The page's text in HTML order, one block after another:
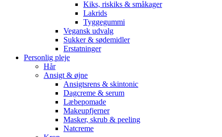
Kiks, riskiks & småkager
Lakrids
Tyggegummi
Vegansk udvalg
Sukker & sødemidler
Erstatninger
Personlig pleje
Hår
Ansigt & øjne
Ansigtsrens & skintonic
Dagcreme & serum
Læbepomade
Makeupfjerner
Masker, skrub & peeling
Natcreme